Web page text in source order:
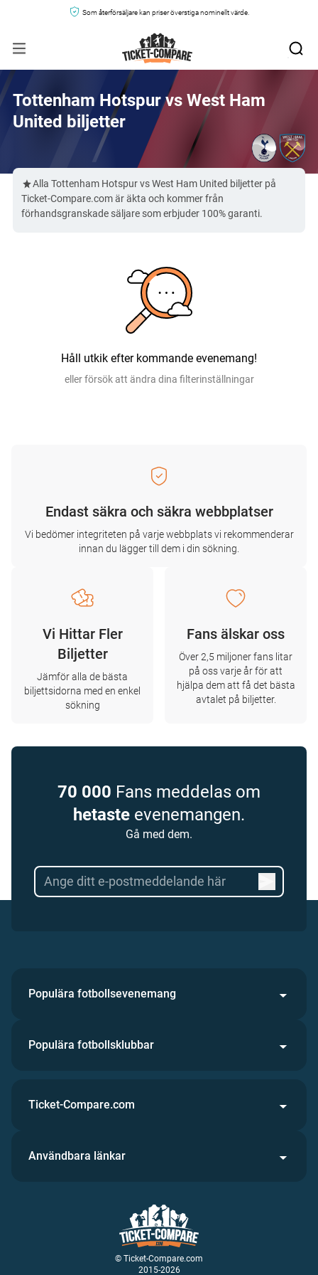
Som återförsäljare kan priser överstiga nominellt värde.
Tottenham Hotspur vs West Ham
United biljetter
Alla Tottenham Hotspur vs West Ham United biljetter på
Ticket-Compare.com är äkta och kommer från
förhandsgranskade säljare som erbjuder 100% garanti.
Håll utkik efter kommande evenemang!
eller försök att ändra dina filterinställningar
Endast säkra och säkra webbplatser
Vi bedömer integriteten på varje webbplats vi rekommenderar
innan du lägger till dem i din sökning.
Vi Hittar Fler
Biljetter
Jämför alla de bästa
biljettsidorna med en enkel
sökning
Fans älskar oss
Över 2,5 miljoner fans litar
på oss varje år för att
hjälpa dem att få det bästa
avtalet på biljetter.
70 000 Fans meddelas om
hetaste evenemangen.
Gå med dem.
Populära fotbollsevenemang
Populära fotbollsklubbar
© Ticket-Compare.com
2015-2026
Ticket-Compare.com
Användbara länkar